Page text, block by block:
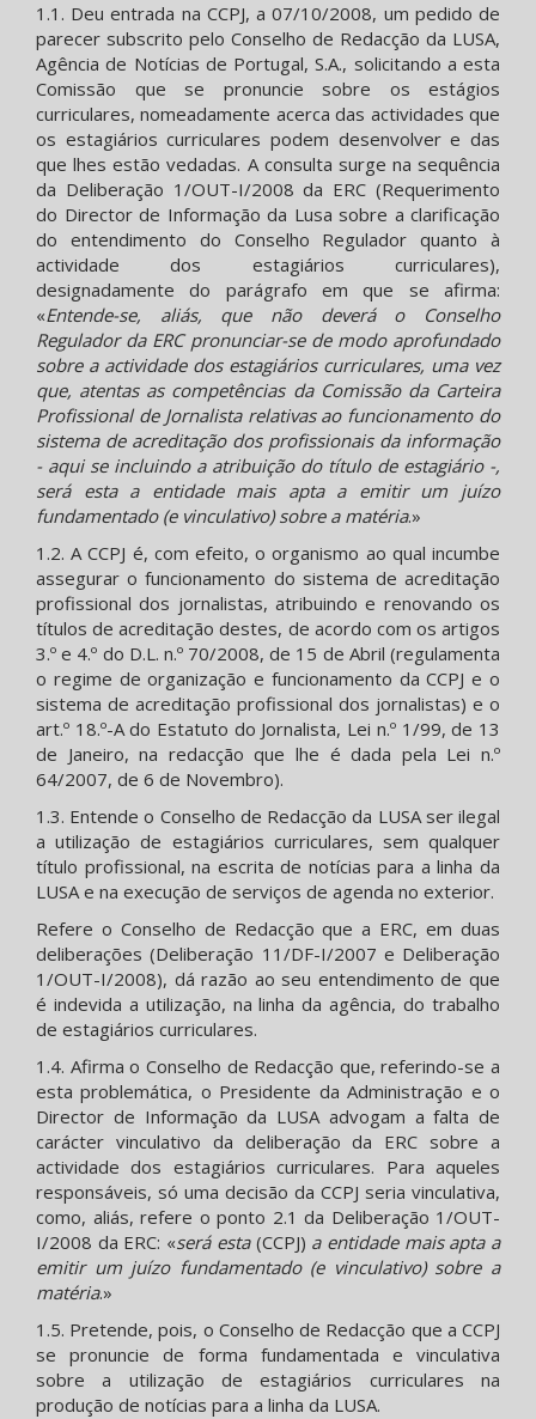
1.1. Deu entrada na CCPJ, a 07/10/2008, um pedido de
parecer subscrito pelo Conselho de Redacção da LUSA,
Agência de Notícias de Portugal, S.A., solicitando a esta
Comissão que se pronuncie sobre os estágios
curriculares, nomeadamente acerca das actividades que
os estagiários curriculares podem desenvolver e das
que lhes estão vedadas. A consulta surge na sequência
da Deliberação 1/OUT-I/2008 da ERC (Requerimento
do Director de Informação da Lusa sobre a clarificação
do entendimento do Conselho Regulador quanto à
actividade dos estagiários curriculares),
designadamente do parágrafo em que se afirma:
«Entende-se, aliás, que não deverá o Conselho
Regulador da ERC pronunciar-se de modo aprofundado
sobre a actividade dos estagiários curriculares, uma vez
que, atentas as competências da Comissão da Carteira
Profissional de Jornalista relativas ao funcionamento do
sistema de acreditação dos profissionais da informação
- aqui se incluindo a atribuição do título de estagiário -,
será esta a entidade mais apta a emitir um juízo
fundamentado (e vinculativo) sobre a matéria.»
1.2. A CCPJ é, com efeito, o organismo ao qual incumbe
assegurar o funcionamento do sistema de acreditação
profissional dos jornalistas, atribuindo e renovando os
títulos de acreditação destes, de acordo com os artigos
3.º e 4.º do D.L. n.º 70/2008, de 15 de Abril (regulamenta
o regime de organização e funcionamento da CCPJ e o
sistema de acreditação profissional dos jornalistas) e o
art.º 18.º-A do Estatuto do Jornalista, Lei n.º 1/99, de 13
de Janeiro, na redacção que lhe é dada pela Lei n.º
64/2007, de 6 de Novembro).
1.3. Entende o Conselho de Redacção da LUSA ser ilegal
a utilização de estagiários curriculares, sem qualquer
título profissional, na escrita de notícias para a linha da
LUSA e na execução de serviços de agenda no exterior.
Refere o Conselho de Redacção que a ERC, em duas
deliberações (Deliberação 11/DF-I/2007 e Deliberação
1/OUT-I/2008), dá razão ao seu entendimento de que
é indevida a utilização, na linha da agência, do trabalho
de estagiários curriculares.
1.4. Afirma o Conselho de Redacção que, referindo-se a
esta problemática, o Presidente da Administração e o
Director de Informação da LUSA advogam a falta de
carácter vinculativo da deliberação da ERC sobre a
actividade dos estagiários curriculares. Para aqueles
responsáveis, só uma decisão da CCPJ seria vinculativa,
como, aliás, refere o ponto 2.1 da Deliberação 1/OUT-
I/2008 da ERC: «será esta (CCPJ) a entidade mais apta a
emitir um juízo fundamentado (e vinculativo) sobre a
matéria.»
1.5. Pretende, pois, o Conselho de Redacção que a CCPJ
se pronuncie de forma fundamentada e vinculativa
sobre a utilização de estagiários curriculares na
produção de notícias para a linha da LUSA.